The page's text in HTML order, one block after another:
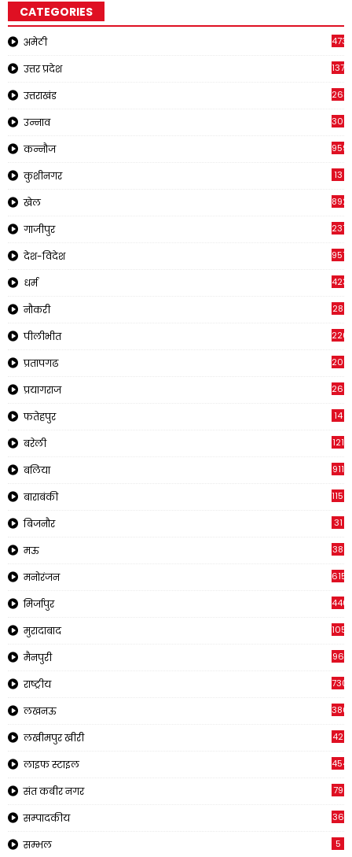
CATEGORIES
अमेठी
उत्तर प्रदेश 1371
उत्तराखंड
उन्नाव 308
कन्नौज 959
कुशीनगर 13
खेल 892
गाजीपुर 237
देश-विदेश 957
धर्म 423
नौकरी 28
पीलीभीत
प्रतापगढ 2011
प्रयागराज 269
फतेहपुर 14
बरेली 121
बलिया 911
बाराबंकी 1150
बिजनौर 31
मऊ 38
मनोरंजन 615
मिर्जापुर 440
मुरादाबाद 1056
मैनपुरी 96
राष्ट्रीय
लखनऊ
लखीमपुर खीरी 42
लाइफ स्टाइल 454
संत कबीर नगर 79
सम्पादकीय 36
सम्भल 5